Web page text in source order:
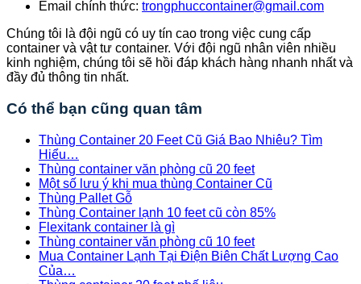
Email chính thức: trongphuccontainer@gmail.com
Chúng tôi là đội ngũ có uy tín cao trong việc cung cấp
container và vật tư container. Với đội ngũ nhân viên nhiều
kinh nghiệm, chúng tôi sẽ hồi đáp khách hàng nhanh nhất và
đầy đủ thông tin nhất.
Có thể bạn cũng quan tâm
Thùng Container 20 Feet Cũ Giá Bao Nhiêu? Tìm
Hiểu…
Thùng container văn phòng cũ 20 feet
Một số lưu ý khi mua thùng Container Cũ
Thùng Pallet Gỗ
Thùng Container lạnh 10 feet cũ còn 85%
Flexitank container là gì
Thùng container văn phòng cũ 10 feet
Mua Container Lạnh Tại Điện Biên Chất Lượng Cao
Của…